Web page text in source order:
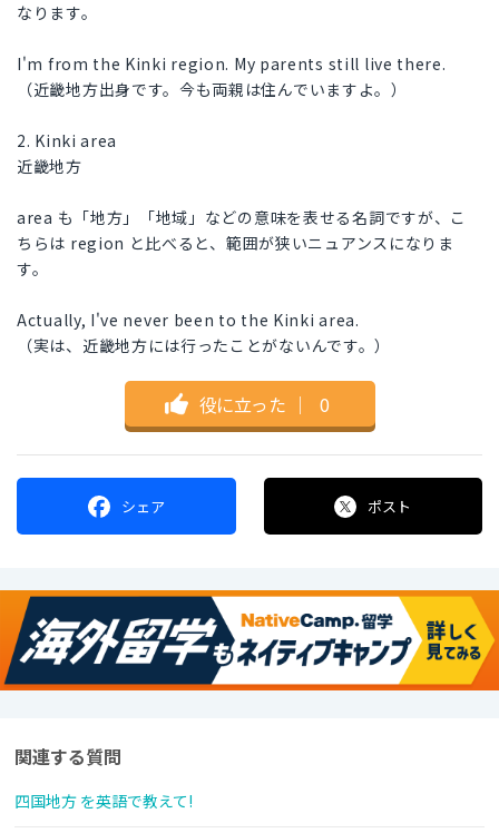
なります。
I'm from the Kinki region. My parents still live there.
（近畿地方出身です。今も両親は住んでいますよ。）
2. Kinki area
近畿地方
area も「地方」「地域」などの意味を表せる名詞ですが、こ
ちらは region と比べると、範囲が狭いニュアンスになりま
す。
Actually, I've never been to the Kinki area.
（実は、近畿地方には行ったことがないんです。）
役に立った ｜ 0
シェア ポスト
関連する質問
四国地方 を英語で教えて!